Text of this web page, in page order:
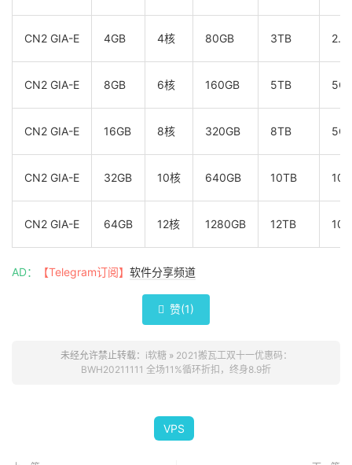
CN2 GIA-E 4GB 4核 80GB 3TB
CN2 GIA-E 8GB 6核 160GB 5TB
CN2 GIA-E 16GB 8核 320GB 8TB
CN2 GIA-E 32GB 10核 640GB 10TB
CN2 GIA-E 64GB 12核 1280GB 12TB
AD： 【Telegram订阅】 软件分享频道
 赞(1)
未经允许禁止转载： i软糖» 2021搬瓦工双十一优惠码：
BWH20211111 全场11%循环折扣，终身8.9折
VPS